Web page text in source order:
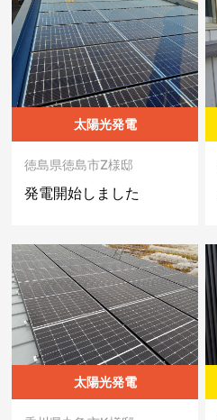
太陽光発電
徳島県徳島市Z様邸
発電開始しました
太陽光発電